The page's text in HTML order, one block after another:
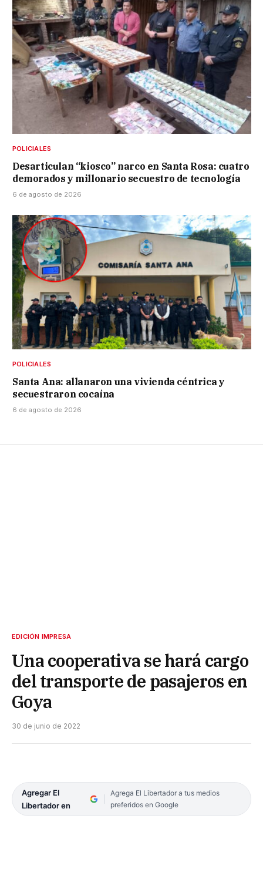
POLICIALES
Desarticulan “kiosco” narco en Santa Rosa: cuatro
demorados y millonario secuestro de tecnología
6 de agosto de 2026
POLICIALES
Santa Ana: allanaron una vivienda céntrica y
secuestraron cocaína
6 de agosto de 2026
EDICIÓN IMPRESA
Una cooperativa se hará cargo
del transporte de pasajeros en
Goya
30 de junio de 2022
Agregar El
Libertador en
Agrega El Libertador a tus medios
preferidos en Google